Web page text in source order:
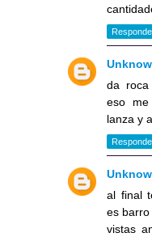
da
eso
lanza y
al final
es
vistas